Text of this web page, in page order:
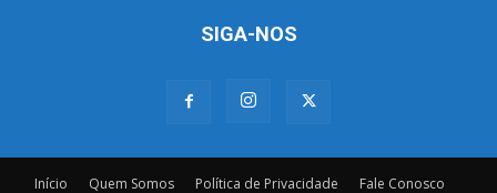
SIGA-NOS
Início Quem Somos Política de Privacidade Fale Conosco